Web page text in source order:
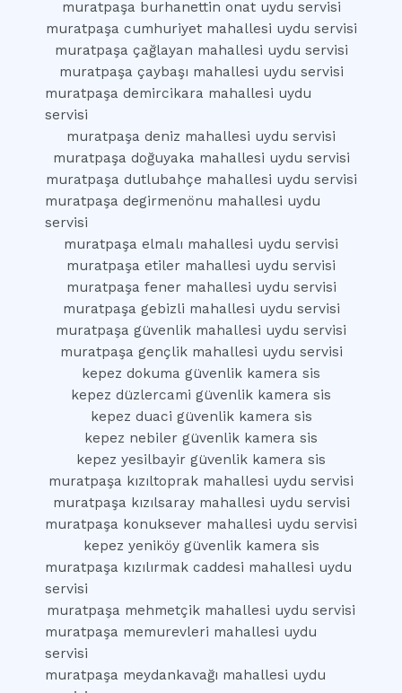
muratpaşa burhanettin onat uydu servisi
muratpaşa cumhuriyet mahallesi uydu servisi
muratpaşa çağlayan mahallesi uydu servisi
muratpaşa çaybaşı mahallesi uydu servisi
muratpaşa demircikara mahallesi uydu
servisi
muratpaşa deniz mahallesi uydu servisi
muratpaşa doğuyaka mahallesi uydu servisi
muratpaşa dutlubahçe mahallesi uydu servisi
muratpaşa degirmenönu mahallesi uydu
servisi
muratpaşa elmalı mahallesi uydu servisi
muratpaşa etiler mahallesi uydu servisi
muratpaşa fener mahallesi uydu servisi
muratpaşa gebizli mahallesi uydu servisi
muratpaşa güvenlik mahallesi uydu servisi
muratpaşa gençlik mahallesi uydu servisi
kepez dokuma güvenlik kamera sis
kepez düzlercami güvenlik kamera sis
kepez duaci güvenlik kamera sis
kepez nebiler güvenlik kamera sis
kepez yesilbayir güvenlik kamera sis
muratpaşa kızıltoprak mahallesi uydu servisi
muratpaşa kızılsaray mahallesi uydu servisi
muratpaşa konuksever mahallesi uydu servisi
kepez yeniköy güvenlik kamera sis
muratpaşa kızılırmak caddesi mahallesi uydu
servisi
muratpaşa mehmetçik mahallesi uydu servisi
muratpaşa memurevleri mahallesi uydu
servisi
muratpaşa meydankavağı mahallesi uydu